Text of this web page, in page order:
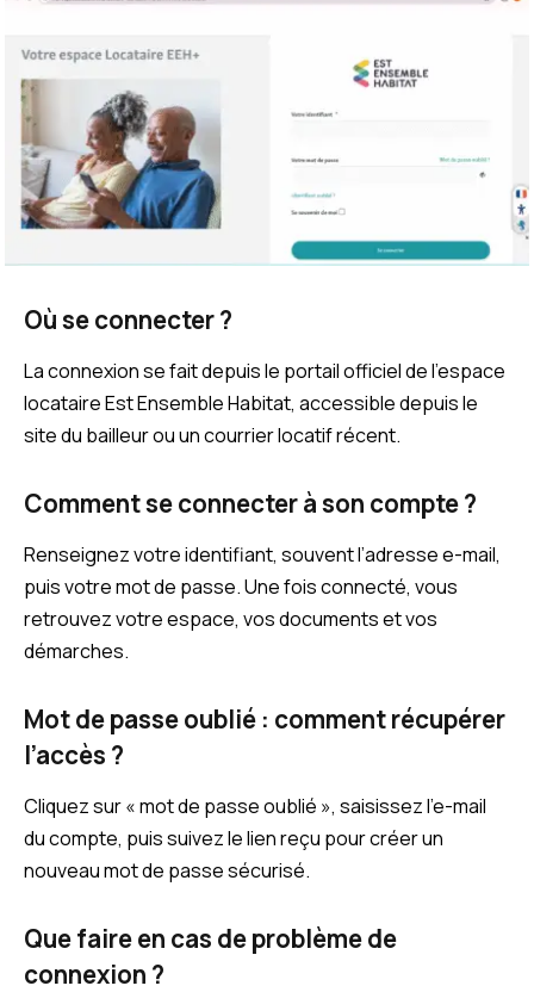
Où se connecter ?
La connexion se fait depuis le portail officiel de l’espace
locataire Est Ensemble Habitat, accessible depuis le
site du bailleur ou un courrier locatif récent.
Comment se connecter à son compte ?
Renseignez votre identifiant, souvent l’adresse e-mail,
puis votre mot de passe. Une fois connecté, vous
retrouvez votre espace, vos documents et vos
démarches.
Mot de passe oublié : comment récupérer
l’accès ?
Cliquez sur « mot de passe oublié », saisissez l’e-mail
du compte, puis suivez le lien reçu pour créer un
nouveau mot de passe sécurisé.
Que faire en cas de problème de
connexion ?